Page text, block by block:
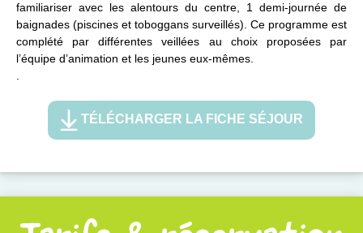
familiariser avec les alentours du centre, 1 demi-journée de
baignades (piscines et toboggans surveillés). Ce programme est
complété par différentes veillées au choix proposées par
l’équipe d’animation et les jeunes eux-mêmes.
.
TÉLÉCHARGER LA FICHE SÉJOUR